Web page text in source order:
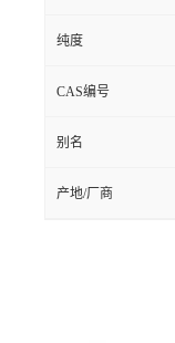
纯度
CAS编号
别名
产地/厂商